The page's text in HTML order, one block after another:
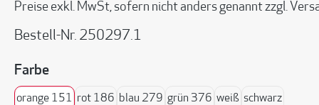
Preise exkl. MwSt, sofern nicht anders genannt zzgl.
Bestell-Nr. 250297.1
Farbeauswählen
orange 151 rot 186 blau 279 grün 376 weiß schwarz